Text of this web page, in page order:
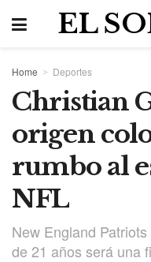
EL
Home Deportes
Christian
origen
rumbo al
NFL
New England
de 21 años será una